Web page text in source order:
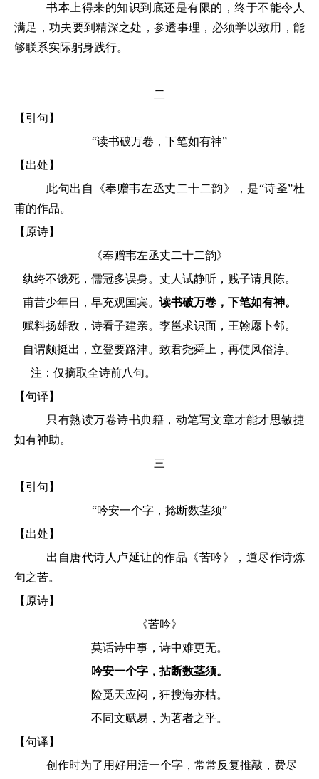
书本上得来的知识到底还是有限的，终于不能令人
满足，功夫要到精深之处，参透事理，必须学以致用，能
够联系实际躬身践行。
二
【引句】
“读书破万卷，下笔如有神”
【出处】
此句出自《奉赠韦左丞丈二十二韵》
，是“诗圣”杜
甫的作品。
【原诗】
《奉赠韦左丞丈二十二韵》
纨绔不饿死，儒冠多误身。丈人试静听，贱子请具陈。
甫昔少年日，早充观国宾。 读书破万卷，下笔如有神。
赋料扬雄敌，诗看子建亲。李邕求识面，王翰愿卜邻。
自谓颇挺出，立登要路津。致君尧舜上，再使风俗淳。
注：仅摘取全诗前八句。
【句译】
只有熟读万卷诗书典籍，动笔写文章才能才思敏捷
如有神助。
三
【引句】
“吟安一个字，捻断数茎须”
【出处】
出自唐代诗人卢延让的作品《苦吟》，道尽作诗炼
句之苦。
【原诗】
《苦吟》
莫话诗中事，诗中难更无。
吟安一个字，拈断数茎须。
险觅天应闷，狂搜海亦枯。
不同文赋易，为著者之乎。
【句译】
创作时为了用好用活一个字，常常反复推敲，费尽